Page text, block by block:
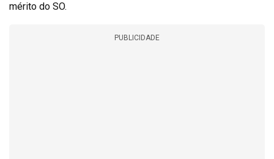
mérito do SO.
PUBLICIDADE